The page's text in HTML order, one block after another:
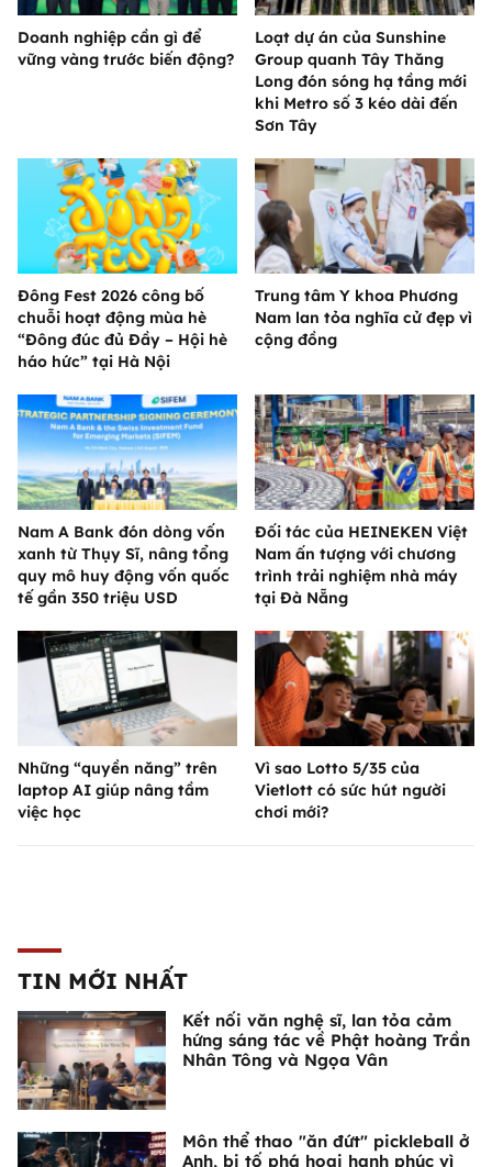
Doanh nghiệp cần gì để
vững vàng trước biến động?
Loạt dự án của Sunshine
Group quanh Tây Thăng
Long đón sóng hạ tầng mới
khi Metro số 3 kéo dài đến
Sơn Tây
Đông Fest 2026 công bố
chuỗi hoạt động mùa hè
“Đông đúc đủ Đầy – Hội hè
háo hức” tại Hà Nội
Trung tâm Y khoa Phương
Nam lan tỏa nghĩa cử đẹp vì
cộng đồng
Nam A Bank đón dòng vốn
xanh từ Thụy Sĩ, nâng tổng
quy mô huy động vốn quốc
tế gần 350 triệu USD
Đối tác của HEINEKEN Việt
Nam ấn tượng với chương
trình trải nghiệm nhà máy
tại Đà Nẵng
Những “quyền năng” trên
laptop AI giúp nâng tầm
việc học
Vì sao Lotto 5/35 của
Vietlott có sức hút người
chơi mới?
TIN MỚI NHẤT
Kết nối văn nghệ sĩ, lan tỏa cảm
hứng sáng tác về Phật hoàng Trần
Nhân Tông và Ngọa Vân
Môn thể thao "ăn đứt" pickleball ở
Anh, bị tố phá hoại hạnh phúc vì